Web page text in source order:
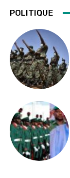
POLITIQUE